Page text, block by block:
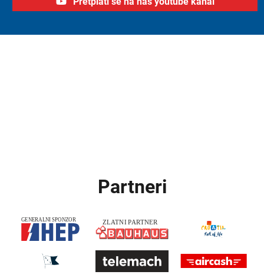
Partneri